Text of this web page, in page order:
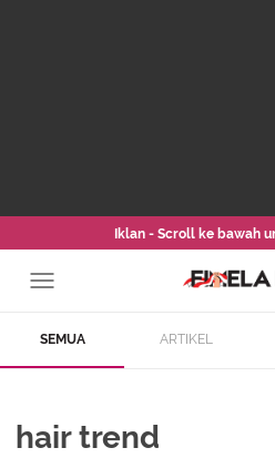
Iklan - Scroll ke bawah
SEMUA ARTIKEL
hair trend